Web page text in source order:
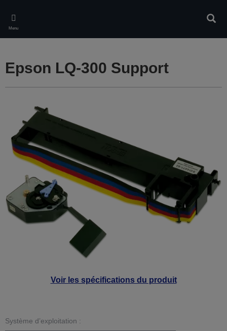
main
content
Menu
Voir les spécifications du produit
Epson LQ-300 Support
Système d’exploitation :